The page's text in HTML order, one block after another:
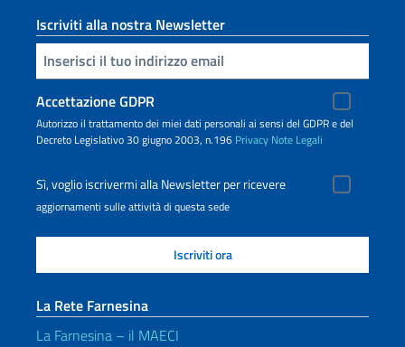
Iscriviti alla nostra Newsletter
Inserisci la tua email
Accettazione GDPR
Autorizzo il trattamento dei miei dati personali ai sensi del GDPR e del
Decreto Legislativo 30 giugno 2003, n.196 Privacy Note Legali
Sì, voglio iscrivermi alla Newsletter per ricevere
aggiornamenti sulle attività di questa sede
La Rete Farnesina
La Farnesina – il MAECI